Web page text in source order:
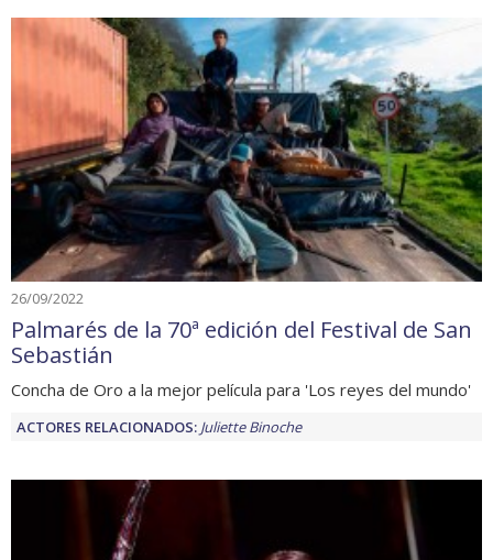
26/09/2022
Palmarés de la 70ª edición del Festival de San
Sebastián
Concha de Oro a la mejor película para 'Los reyes del mundo'
ACTORES RELACIONADOS: Juliette Binoche